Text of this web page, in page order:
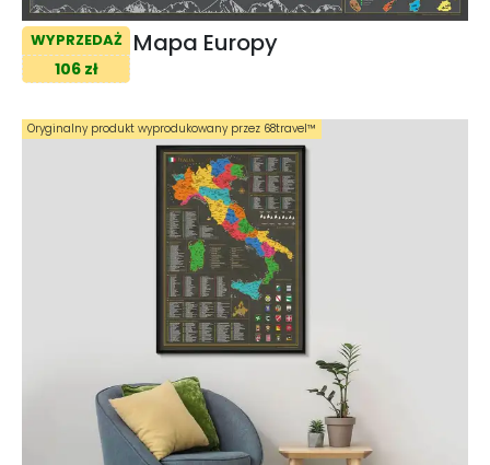
WYPRZEDAŻ
106 zł
Mapa Europy
Oryginalny produkt wyprodukowany przez 68travel™️